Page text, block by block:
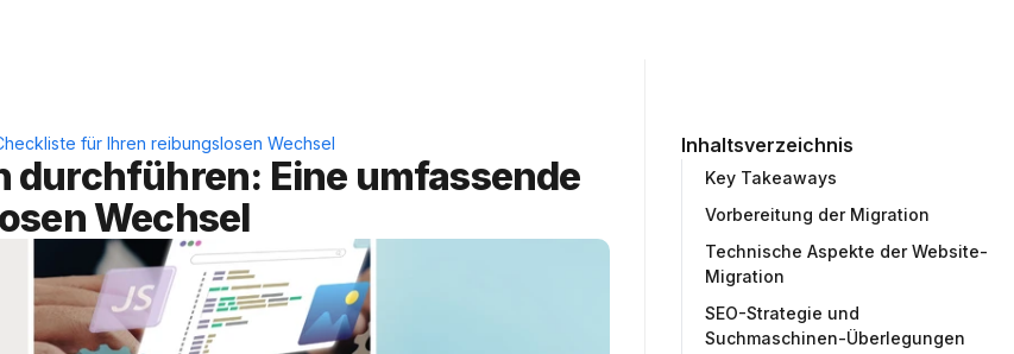
Inhaltsverzeichnis
Key Takeaways
Vorbereitung der Migration
Technische Aspekte der Website-
Migration
SEO-Strategie und
Suchmaschinen-Überlegungen
für Ihren reibungslosen Wechsel
Eine umfassende
Wechsel